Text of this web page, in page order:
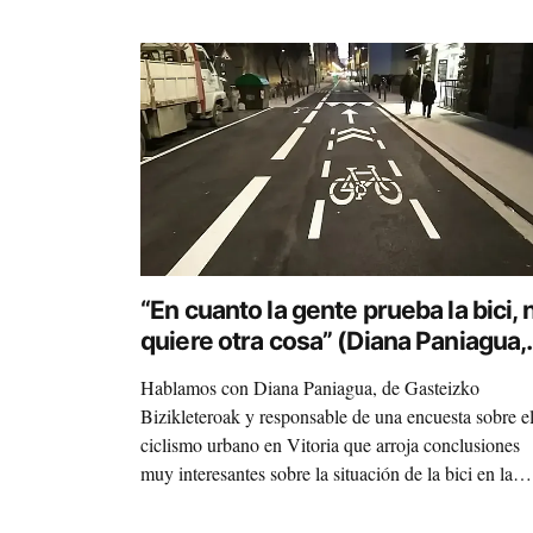
“En cuanto la gente prueba la bici,
quiere otra cosa” (Diana Paniagua,
Hablamos con Diana Paniagua, de Gasteizko
Bizikleteroak y responsable de una encuesta sobre el
ciclismo urbano en Vitoria que arroja conclusiones
muy interesantes sobre la situación de la bici en la